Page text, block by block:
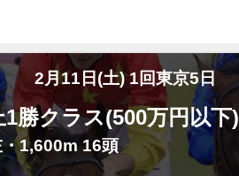
2月11日(土) 1回東京5日
1勝クラス(500万円以下)
1,600m 16頭